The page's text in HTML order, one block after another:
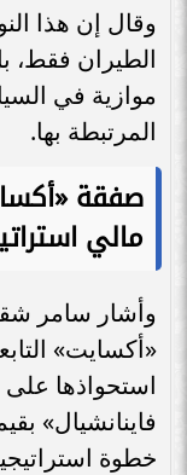
وقال إن هذا
الطيران فقط،
موازية في
المرتبطة بها.
صفقة
مالي
وأشار سامر
«أكسايت»
استحواذها
خطوة